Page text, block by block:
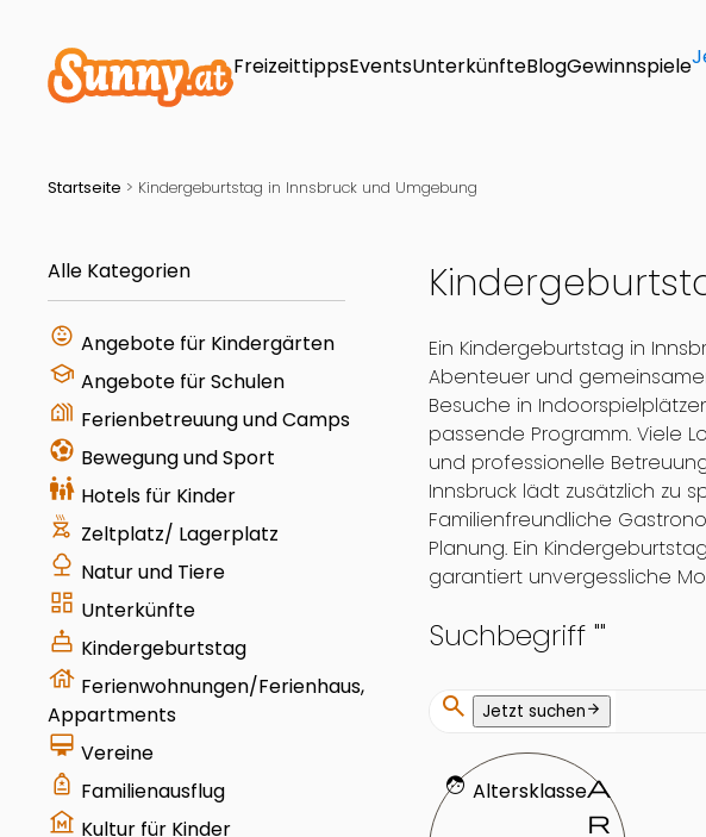
FreizeittippsEventsUnterkünfteBlogGewinnspiele
Startseite > Kindergeburtstag in Innsbruck und Umgebung
Alle Kategorien
child_care Angebote für Kindergärten
school Angebote für Schulen
holiday_village Ferienbetreuung und Camps
sports_and_outdoors Bewegung und Sport
family_restroom Hotels für Kinder
outdoor_grill Zeltplatz/ Lagerplatz
nature Natur und Tiere
dashboard Unterkünfte
cake Kindergeburtstag
house Ferienwohnungen/Ferienhaus,
Appartments
card_membership Vereine
your_trips Familienausflug
museum Kultur für Kinder
Ein Kindergeburtstag in
Abenteuer und
Besuche in
passende Programm. Viele
und professionelle
Innsbruck lädt zusätzlich zu
Familienfreundliche
Planung. Ein
garantiert unvergessliche
Suchbegriff ""
search Jetzt suchenarrow_forward
face Altersklassea
r